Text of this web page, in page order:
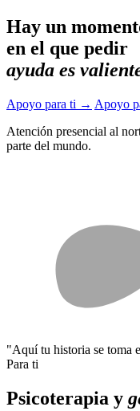
Hay un
en el que pedir
ayuda es
Apoyo para ti → Apoyo
Atención presencial al
parte del mundo.
"Aquí tu historia se toma
Para ti
Psicoterapia y